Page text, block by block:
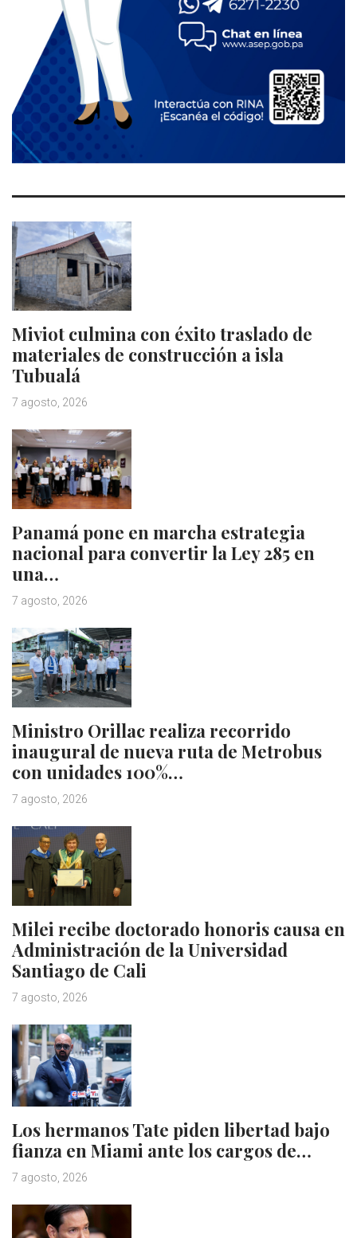
Miviot culmina con éxito traslado de
materiales de construcción a isla
Tubualá
7 agosto, 2026
Panamá pone en marcha estrategia
nacional para convertir la Ley 285 en
una…
7 agosto, 2026
Ministro Orillac realiza recorrido
inaugural de nueva ruta de Metrobus
con unidades 100%…
7 agosto, 2026
Milei recibe doctorado honoris causa en
Administración de la Universidad
Santiago de Cali
7 agosto, 2026
Los hermanos Tate piden libertad bajo
fianza en Miami ante los cargos de…
7 agosto, 2026